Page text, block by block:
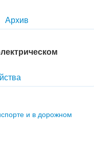
Архив
и в дорожном